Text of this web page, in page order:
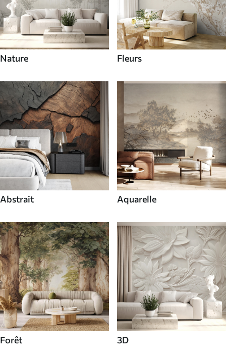
Nature Fleurs
Abstrait Aquarelle
Forêt 3D